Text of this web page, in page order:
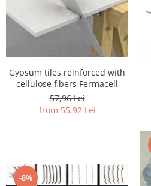
Gypsum tiles reinforced with
cellulose fibers Fermacell
57,96 Lei
from 55,92 Lei
-8%